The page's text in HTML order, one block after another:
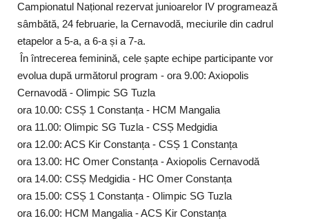
Campionatul Național rezervat junioarelor IV programează
sâmbătă, 24 februarie, la Cernavodă, meciurile din cadrul
etapelor a 5-a, a 6-a și a 7-a.
În întrecerea feminină, cele șapte echipe participante vor
evolua după următorul program - ora 9.00: Axiopolis
Cernavodă - Olimpic SG Tuzla
ora 10.00: CSȘ 1 Constanța - HCM Mangalia
ora 11.00: Olimpic SG Tuzla - CSȘ Medgidia
ora 12.00: ACS Kir Constanța - CSȘ 1 Constanța
ora 13.00: HC Omer Constanța - Axiopolis Cernavodă
ora 14.00: CSȘ Medgidia - HC Omer Constanța
ora 15.00: CSȘ 1 Constanța - Olimpic SG Tuzla
ora 16.00: HCM Mangalia - ACS Kir Constanța